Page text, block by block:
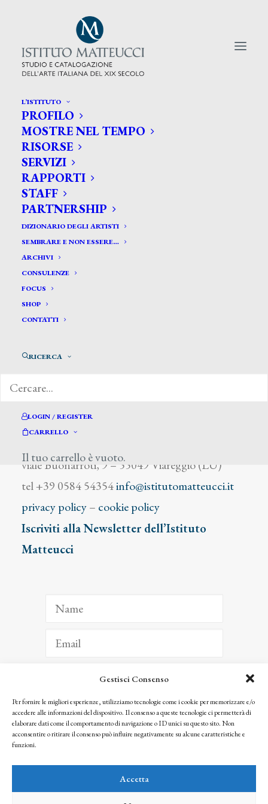
Gestisci Consenso
Per fornire le migliori esperienze, utilizziamo tecnologie come i cookie per memorizzare e/o
accedere alle informazioni del dispositivo. Il consenso a queste tecnologie ci permetterà di
elaborare dati come il comportamento di navigazione o ID unici su questo sito. Non
acconsentire o ritirare il consenso può influire negativamente su alcune caratteristiche e
funzioni.
Accetta
L’ISTITUTO
PROFILO
MOSTRE NEL TEMPO
RISORSE
SERVIZI
RAPPORTI
STAFF
PARTNERSHIP
DIZIONARIO DEGLI ARTISTI
SEMBRARE E NON ESSERE…
ARCHIVI
CONSULENZE
FOCUS
SHOP
CONTATTI
RICERCA
LOGIN / REGISTER
CARRELLO
Il tuo carrello è vuoto.
CERCA TRA GLI ARTISTI:
Search
for:
Barnoin Henri Alphonse
viale Buonarroti, 9 – 55049 Viareggio (LU)
tel +39 0584 54354info@istitutomatteucci.it
privacy policy– cookie policy
Iscriviti alla Newsletter dell’Istituto
Matteucci
ISCRIVITI
Facendo clic per iscriverti, riconosci che le tue informazioni saranno trattate
seguendo la nostra Privacy Policy
© 2025 Istituto Matteucci. All right reserved
l’autorizzazione scritta dei proprietari dei diritti e dell’Istituto Matteucci